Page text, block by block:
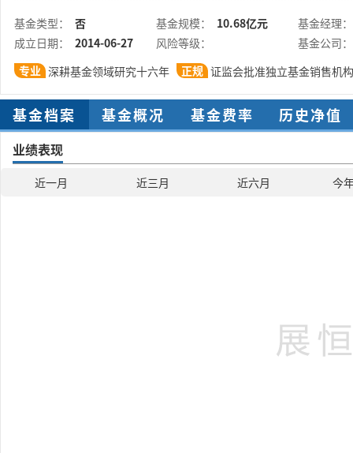
基金类型：
否
成立日期：
2014-06-27
基金规模：
10.68亿元
风险等级：
基金经理：
基金公司：
专业 深耕基金领域研究十六年 正规 证监会批准独立基金销售机构
基金档案 基金概况 基金费率 历史净值
业绩表现
近一月 近三月 近六月 今